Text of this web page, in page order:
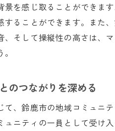
新車購入
購入
試乗
鈴鹿
景を感じ取ることができま
することができます。また
、そして操縦性の高さは、
のつながりを深める
て、鈴鹿市の地域コミュニ
ュニティの一員として受け